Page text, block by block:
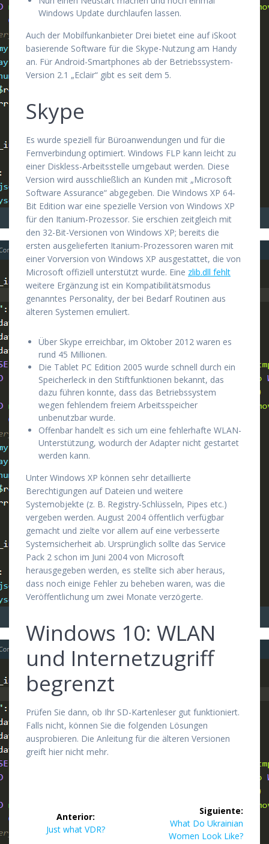
Windows Update durchlaufen lassen.
Auch der Mobilfunkanbieter Drei bietet eine auf iSkoot
basierende Software für die Skype-Nutzung am Handy
an. Für Android-Smartphones ab der Betriebssystem-
Version 2.1 „Eclair“ gibt es seit dem 5.
Skype
Es wurde speziell für Büroanwendungen und für die
Fernverbindung optimiert. Windows FLP kann leicht zu
einer Diskless-Arbeitsstelle umgebaut werden. Diese
Version wird ausschließlich an Kunden mit „Microsoft
Software Assurance“ abgegeben. Die Windows XP 64-
Bit Edition war eine spezielle Version von Windows XP
für den Itanium-Prozessor. Sie erschien zeitgleich mit
den 32-Bit-Versionen von Windows XP; bereits die
ersten ausgelieferten Itanium-Prozessoren waren mit
einer Vorversion von Windows XP ausgestattet, die von
Microsoft offiziell unterstützt wurde. Eine zlib.dll fehlt
weitere Ergänzung ist ein Kompatibilitätsmodus
genanntes Personality, der bei Bedarf Routinen aus
älteren Systemen emuliert.
Über Skype erreichbar, im Oktober 2012 waren es
rund 45 Millionen.
Die Tablet PC Edition 2005 wurde schnell durch ein
Speicherleck in den Stiftfunktionen bekannt, das
dazu führen konnte, dass das Betriebssystem
wegen fehlendem freiem Arbeitsspeicher
unbenutzbar wurde.
Offenbar handelt es sich um eine fehlerhafte WLAN-
Unterstützung, wodurch der Adapter nicht gestartet
werden kann.
Unter Windows XP können sehr detaillierte
Berechtigungen auf Dateien und weitere
Systemobjekte (z. B. Registry-Schlüsseln, Pipes etc.)
vergeben werden. August 2004 öffentlich verfügbar
gemacht und zielte vor allem auf eine verbesserte
Systemsicherheit ab. Ursprünglich sollte das Service
Pack 2 schon im Juni 2004 von Microsoft
herausgegeben werden, es stellte sich aber heraus,
dass noch einige Fehler zu beheben waren, was die
Veröffentlichung um zwei Monate verzögerte.
Windows 10: WLAN
und Internetzugriff
begrenzt
Prüfen Sie dann, ob Ihr SD-Kartenleser gut funktioniert.
Falls nicht, können Sie die folgenden Lösungen
ausprobieren. Die Anleitung für die älteren Versionen
greift hier nicht mehr.
Navegación
de
Anterior:
Entrada
Just what VDR?
Siguiente:
Siguiente
entrada:
What Do Ukrainian
Women Look Like?